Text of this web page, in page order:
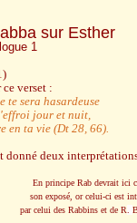
sur Esther
1
verset :
te sera hasardeuse
jour et nuit,
en ta vie (Dt 28, 66).
donné deux
En principe Rab devrait ici
son exposé, or celui-ci est
par celui des Rabbins et de R